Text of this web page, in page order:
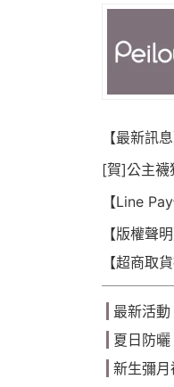
【最新訊
LOGO囉~!
[賀]公主襪
灣金選獎
【Line
可點數折抵
【版權聲明
【超商取
最新活動
夏日防曬
新生彌月